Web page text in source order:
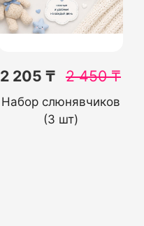
2 205 ₸ 2 450₸
Набор слюнявчиков
(3 шт)